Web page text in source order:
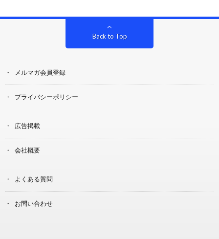
Back to Top
メルマガ会員登録
プライバシーポリシー
広告掲載
会社概要
よくある質問
お問い合わせ